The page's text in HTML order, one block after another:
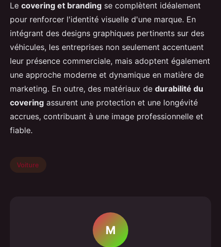
Le covering et branding se complètent idéalement
pour renforcer l'identité visuelle d'une marque. En
intégrant des designs graphiques pertinents sur des
véhicules, les entreprises non seulement accentuent
leur présence commerciale, mais adoptent également
une approche moderne et dynamique en matière de
marketing. En outre, des matériaux de durabilité du
covering assurent une protection et une longévité
accrues, contribuant à une image professionnelle et
fiable.
Voiture
M